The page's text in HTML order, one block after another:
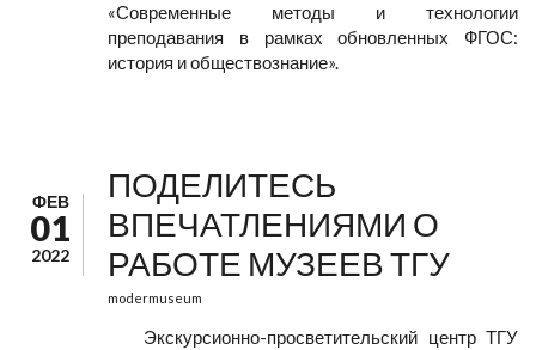
«Современные методы и технологии
преподавания в рамках обновленных ФГОС:
история и обществознание».
ФЕВ
01
2022
ПОДЕЛИТЕСЬ
ВПЕЧАТЛЕНИЯМИ О
РАБОТЕ МУЗЕЕВ ТГУ
modermuseum
Экскурсионно-просветительский центр ТГУ